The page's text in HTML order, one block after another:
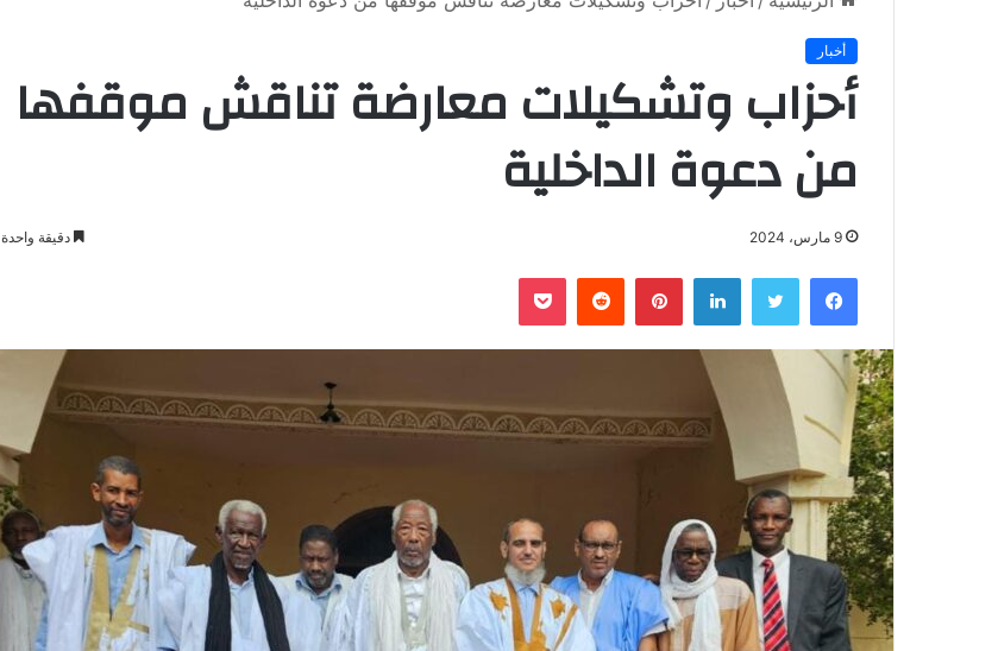
أخبار
أحزاب وتشكيلات معارضة تناقش موقفها
من دعوة الداخلية
9 مارس، 2024 دقيقة واحدة
فيسبوك لينكدإن بينتيريست